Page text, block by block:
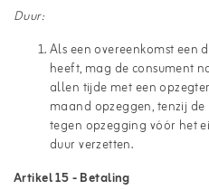
Duur:
Als een overeenkomst een
heeft, mag de consument
allen tijde met een
maand opzeggen, tenzij
tegen opzegging vóór het
duur verzetten.
Artikel 15 - Betaling